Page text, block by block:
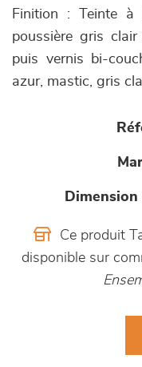
Finition : Teinte à
poussière gris
puis vernis bi-
azur, mastic, gris
Dimension
Ce produit
disponible sur